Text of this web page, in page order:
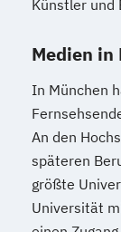
Künstler und
Medien in
In München
An den
späteren
größte
Universität